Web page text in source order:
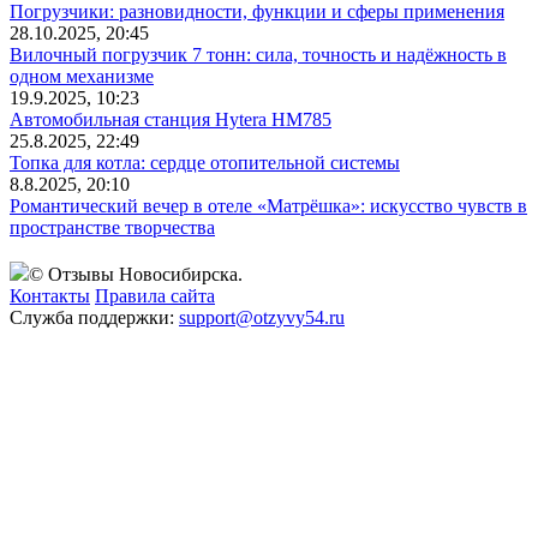
Погрузчики: разновидности, функции и сферы применения
28.10.2025, 20:45
Вилочный погрузчик 7 тонн: сила, точность и надёжность в
одном механизме
19.9.2025, 10:23
Автомобильная станция Hytera HM785
25.8.2025, 22:49
Топка для котла: сердце отопительной системы
8.8.2025, 20:10
Романтический вечер в отеле «Матрёшка»: искусство чувств в
пространстве творчества
© Отзывы Новосибирска.
Контакты Правила сайта
Служба поддержки: support@otzyvy54.ru